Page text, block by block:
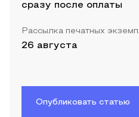
сразу после оплаты
Рассылка печатных
26 августа
Опубликовать статью